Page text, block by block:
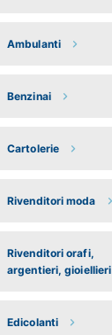
Ambulanti
Benzinai
Cartolerie
Rivenditori moda
Rivenditori orafi,
argentieri, gioiellieri
Edicolanti